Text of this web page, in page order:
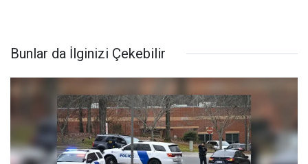
Bunlar da İlginizi Çekebilir